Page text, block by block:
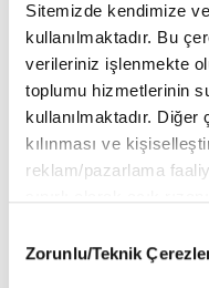
Sitemizde kendimize
kullanılmaktadır. Bu
verileriniz işlenmekte
toplumu hizmetlerinin
kullanılmaktadır.
kılınması ve
reklam/pazarlama
vasıtasıyla
Selection
Zorunlu/Teknik
Emine Batar: Yola
Ama Yol Beni